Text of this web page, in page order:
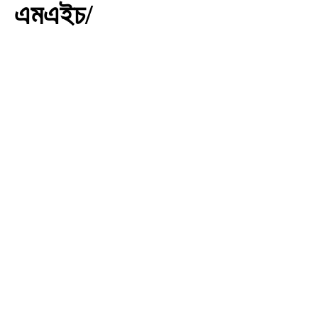
এমএইচ/